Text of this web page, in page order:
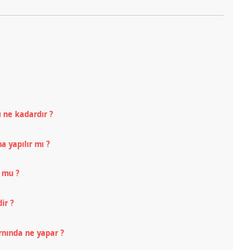
ne kadardır ?
yapılır mı ?
?
?
ne yapar ?